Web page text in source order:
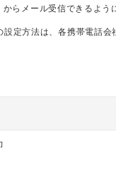
らメール受信できるよう
定方法は、各携帯電話会